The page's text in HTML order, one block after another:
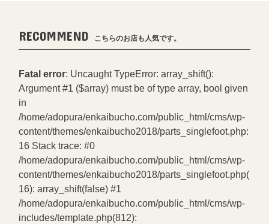
RECOMMEND こちらのお店も人気です。
Fatal error: Uncaught TypeError: array_shift():
Argument #1 ($array) must be of type array, bool given
in
/home/adopura/enkaibucho.com/public_html/cms/wp-
content/themes/enkaibucho2018/parts_singlefoot.php:
16 Stack trace: #0
/home/adopura/enkaibucho.com/public_html/cms/wp-
content/themes/enkaibucho2018/parts_singlefoot.php(
16): array_shift(false) #1
/home/adopura/enkaibucho.com/public_html/cms/wp-
includes/template.php(812):